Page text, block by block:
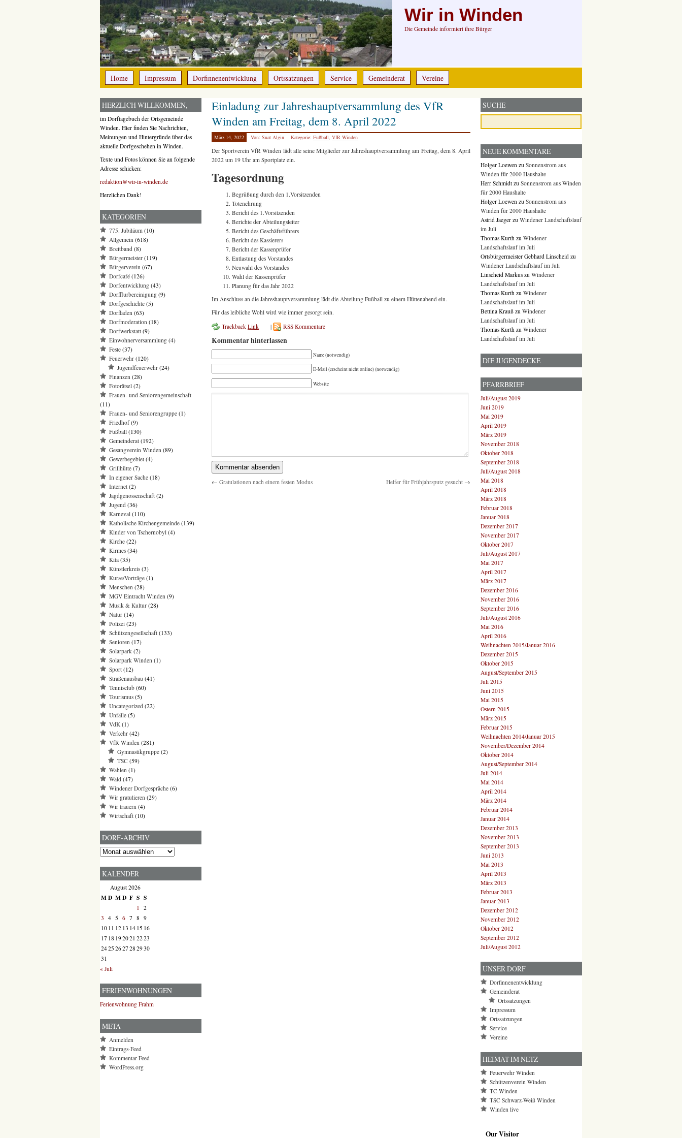
Wir in Winden
Die Gemeinde informiert ihre Bürger
Home Impressum Dorfinnenentwicklung Ortssatzungen Service Gemeinderat Vereine
Einladung zur Jahreshauptversammlung des VfR
Winden am Freitag, dem 8. April 2022
März 14, 2022 Von: Suat Algin Kategorie: Fußball, VfR Winden
Der Sportverein VfR Winden lädt alle seine Mitglieder zur Jahreshauptversammlung am Freitag, dem 8. April
2022 um 19 Uhr am Sportplatz ein.
Tagesordnung
Begrüßung durch den 1.Vorsitzenden
Totenehrung
Bericht des 1.Vorsitzenden
Berichte der Abteilungsleiter
Bericht des Geschäftsführers
Bericht des Kassierers
Bericht der Kassenprüfer
Entlastung des Vorstandes
Neuwahl des Vorstandes
Wahl der Kassenprüfer
Planung für das Jahr 2022
Im Anschluss an die Jahreshauptversammlung lädt die Abteilung Fußball zu einem Hüttenabend ein.
Für das leibliche Wohl wird wie immer gesorgt sein.
Trackback Link | RSS Kommentare
Kommentar hinterlassen
Name (notwendig)
E-Mail (erscheint nicht online) (notwendig)
Website
← Gratulationen nach einem festen Modus Helfer für Frühjahrsputz gesucht →
HERZLICH WILLKOMMEN,
im Dorftagebuch der Ortsgemeinde
Winden. Hier finden Sie Nachrichten,
Meinungen und Hintergründe über das
aktuelle Dorfgeschehen in Winden.
Texte und Fotos können Sie an folgende
Adresse schicken:
redaktion@wir-in-winden.de
Herzlichen Dank!
KATEGORIEN
775. Jubiläum (10)
Allgemein (618)
Breitband (8)
Bürgermeister (119)
Bürgerverein (67)
Dorfcafé (126)
Dorfentwicklung (43)
Dorfflurbereinigung (9)
Dorfgeschichte (5)
Dorfladen (63)
Dorfmoderation (18)
Dorfwerkstatt (9)
Einwohnerversammlung (4)
Feste (37)
Feuerwehr (120)
Jugendfeuerwehr (24)
Finanzen (28)
Fotorätsel (2)
Frauen- und Seniorengemeinschaft
(11)
Frauen- und Seniorengruppe (1)
Friedhof(9)
Fußball (130)
Gemeinderat (192)
Gesangverein Winden (89)
Gewerbegebiet (4)
Grillhütte (7)
In eigener Sache (18)
Internet (2)
Jagdgenossenschaft (2)
Jugend (36)
Karneval (110)
Katholische Kirchengemeinde (139)
Kinder von Tschernobyl (4)
Kirche (22)
Kirmes (34)
Kita (35)
Künstlerkreis (3)
Kurse/Vorträge (1)
Menschen (28)
MGV Eintracht Winden (9)
Musik & Kultur (28)
Natur (14)
Polizei (23)
Schützengesellschaft (133)
Senioren (17)
Solarpark (2)
Solarpark Winden (1)
Sport (12)
Straßenausbau (41)
Tennisclub (60)
Tourismus (5)
Uncategorized (22)
Unfälle (5)
VdK (1)
Verkehr (42)
VfR Winden (281)
Gymnastikgruppe (2)
TSC (59)
Wahlen (1)
Wald (47)
Windener Dorfgespräche (6)
Wir gratulieren (29)
Wir trauern (4)
Wirtschaft (10)
DORF-ARCHIV
Dorf-
KALENDER
August 2026
MD MD F S S
1 2
3 4 5 6 7 8 9
10 11 12 13 14 15 16
17 18 192021 2223
2425 2627 28 2930
31
« Juli
FERIENWOHNUNGEN
Ferienwohnung Frahm
META
Anmelden
Eintrags-Feed
Kommentar-Feed
WordPress.org
SUCHE
NEUE KOMMENTARE
Holger Loewen zu Sonnenstrom aus
Winden für 2000 Haushalte
Herr Schmidt zu Sonnenstrom aus Winden
für 2000 Haushalte
Holger Loewen zu Sonnenstrom aus
Winden für 2000 Haushalte
Astrid Jaeger zu Windener Landschaftslauf
im Juli
Thomas Kurth zu Windener
Landschaftslauf im Juli
Ortsbürgermeister Gebhard Linscheid zu
Windener Landschaftslauf im Juli
Linscheid Markus zu Windener
Landschaftslauf im Juli
Thomas Kurth zu Windener
Landschaftslauf im Juli
Bettina Krauß zu Windener
Landschaftslauf im Juli
Thomas Kurth zu Windener
Landschaftslauf im Juli
DIE JUGENDECKE
PFARRBRIEF
Juli/August 2019
Juni 2019
Mai 2019
April 2019
März 2019
November 2018
Oktober 2018
September 2018
Juli/August 2018
Mai 2018
April 2018
März 2018
Februar 2018
Januar 2018
Dezember 2017
November 2017
Oktober 2017
Juli/August 2017
Mai 2017
April 2017
März 2017
Dezember 2016
November 2016
September 2016
Juli/August 2016
Mai 2016
April 2016
Weihnachten 2015/Januar 2016
Dezember 2015
Oktober 2015
August/September 2015
Juli 2015
Juni 2015
Mai 2015
Ostern 2015
März 2015
Februar 2015
Weihnachten 2014/Januar 2015
November/Dezember 2014
Oktober 2014
August/September 2014
Juli 2014
Mai 2014
April 2014
März 2014
Februar 2014
Januar 2014
Dezember 2013
November 2013
September 2013
Juni 2013
Mai 2013
April 2013
März 2013
Februar 2013
Januar 2013
Dezember 2012
November 2012
Oktober 2012
September 2012
Juli/August 2012
UNSER DORF
Dorfinnenentwicklung
Gemeinderat
Ortssatzungen
Impressum
Ortssatzungen
Service
Vereine
HEIMAT IM NETZ
Feuerwehr Winden
Schützenverein Winden
TC Winden
TSC Schwarz-Weiß Winden
Winden live
Our Visitor